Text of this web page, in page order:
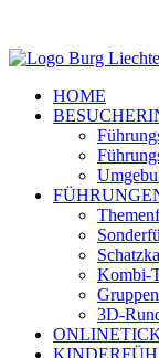
HOME
Kombi-
3D-